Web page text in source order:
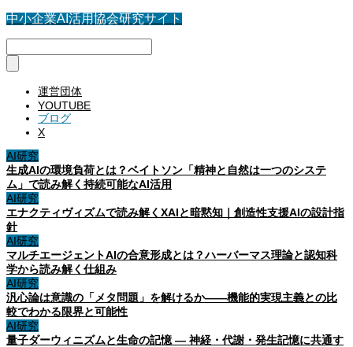
中小企業AI活用協会研究サイト
運営団体
YOUTUBE
ブログ
X
AI研究
生成AIの環境負荷とは？ベイトソン「精神と自然は一つのシステ
ム」で読み解く持続可能なAI活用
AI研究
エナクティヴィズムで読み解くXAIと暗黙知｜創造性支援AIの設計指
針
AI研究
マルチエージェントAIの合意形成とは？ハーバーマス理論と認知科
学から読み解く仕組み
AI研究
汎心論は意識の「メタ問題」を解けるか——機能的実現主義との比
較でわかる限界と可能性
AI研究
量子ダーウィニズムと生命の記憶 ― 神経・代謝・発生記憶に共通す